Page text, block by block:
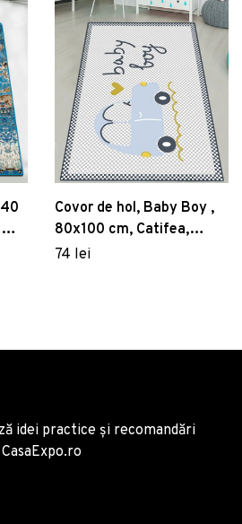
Covor de hol, Baby Boy ,
80x100 cm, Catifea,
Multicolor
74 lei
idei practice și recomandări